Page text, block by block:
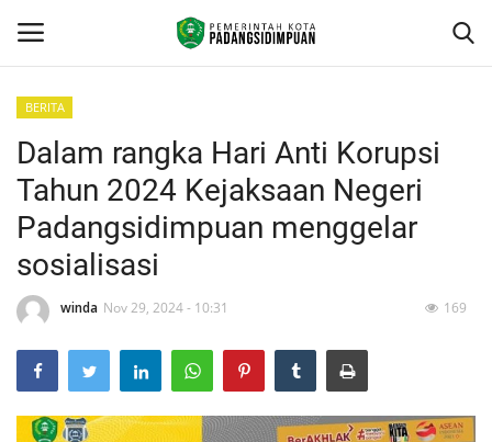
Beranda
KONTAK
Contact
arcgis
PROFILE
GEOGRAFIS DAERAH
BERITA
Dalam rangka Hari Anti Korupsi
Tahun 2024 Kejaksaan Negeri
Padangsidimpuan menggelar
sosialisasi
winda Nov 29, 2024 - 10:31 169